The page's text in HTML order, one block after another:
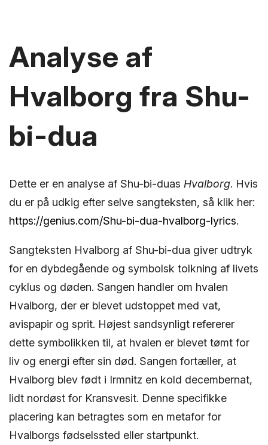
Analyse af
Hvalborg fra Shu-
bi-dua
Dette er en analyse af Shu-bi-duas Hvalborg. Hvis
du er på udkig efter selve sangteksten, så klik her:
https://genius.com/Shu-bi-dua-hvalborg-lyrics.
Sangteksten Hvalborg af Shu-bi-dua giver udtryk
for en dybdegående og symbolsk tolkning af livets
cyklus og døden. Sangen handler om hvalen
Hvalborg, der er blevet udstoppet med vat,
avispapir og sprit. Højest sandsynligt refererer
dette symbolikken til, at hvalen er blevet tømt for
liv og energi efter sin død. Sangen fortæller, at
Hvalborg blev født i Irmnitz en kold decembernat,
lidt nordøst for Kransvesit. Denne specifikke
placering kan betragtes som en metafor for
Hvalborgs fødselssted eller startpunkt.